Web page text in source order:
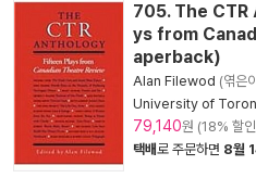
705. The
ys from
aperback)
Alan Filewod (엮은
University of
79,140원 (18% 할
택배로 주문하면 8월